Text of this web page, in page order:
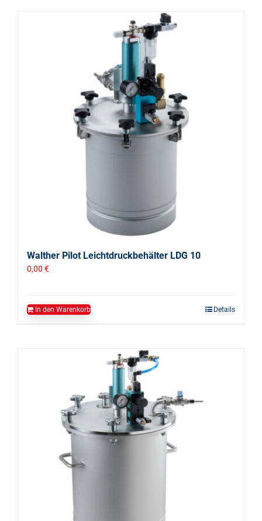
Walther Pilot Leichtdruckbehälter LDG 10
0,00 €
In den Warenkorb Details